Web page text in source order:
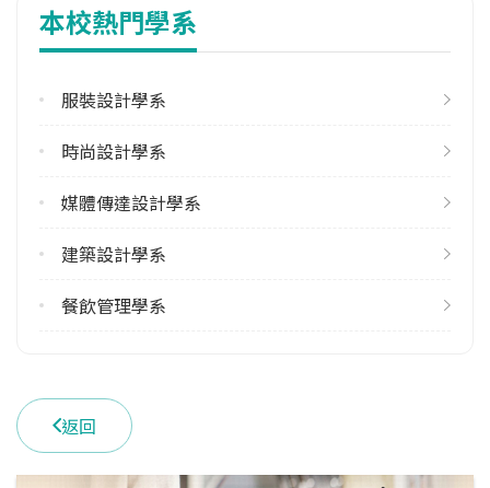
高雄市內門區大學路200號
本校熱門學系
服裝設計學系
時尚設計學系
媒體傳達設計學系
建築設計學系
餐飲管理學系
返回